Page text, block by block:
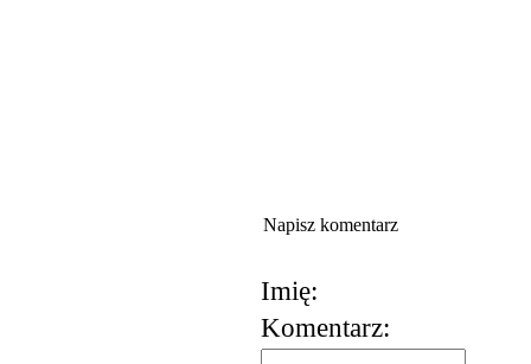
Napisz komentarz
Imię:
Komentarz: